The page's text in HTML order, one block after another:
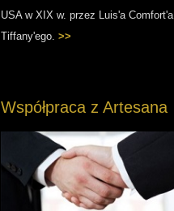
USA w XIX w. przez Luis'a Comfort'a
Tiffany'ego. >>
Współpraca z Artesana